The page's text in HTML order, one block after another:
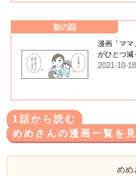
前の話
漫画「ママ
がひとつ減
2021-10-18
1話から読む
めめさんの漫画一覧を
めめ